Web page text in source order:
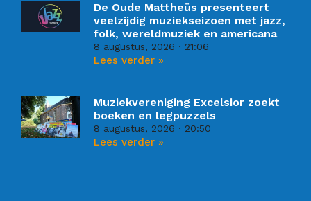
De Oude Mattheüs presenteert
veelzijdig muziekseizoen met jazz,
folk, wereldmuziek en americana
8 augustus, 2026 21:06
Lees verder »
Muziekvereniging Excelsior zoekt
boeken en legpuzzels
8 augustus, 2026 20:50
Lees verder »